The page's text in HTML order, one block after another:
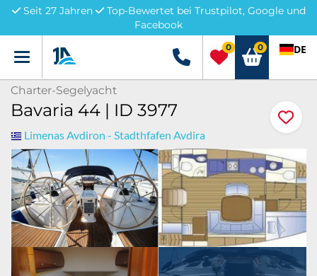
Seit 27 Jahren
Top-Bewertet bei Trustpilot, Google und
Facebook
Menü +49 5741 3222690
0 0 DE
Charter-Segelyacht
Bavaria 44 | ID 3977
Limenas Avdiron - Stadthfafen Avdira